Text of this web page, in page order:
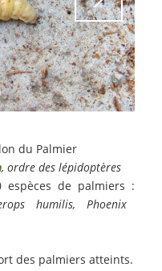
1 2 3
du Palmier
, ordre des lépidoptères
espèces de palmiers :
humilis, Phoenix
des palmiers atteints.